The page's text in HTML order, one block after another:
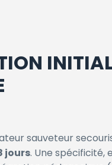
sauveteur
jours. Une spécificité,